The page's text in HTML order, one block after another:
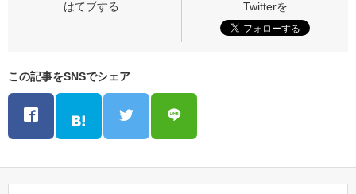
この記事をSNSでシェア